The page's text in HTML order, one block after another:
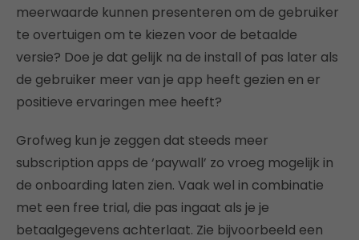
meerwaarde kunnen presenteren om de gebruiker
te overtuigen om te kiezen voor de betaalde
versie? Doe je dat gelijk na de install of pas later als
de gebruiker meer van je app heeft gezien en er
positieve ervaringen mee heeft?
Grofweg kun je zeggen dat steeds meer
subscription apps de ‘paywall’ zo vroeg mogelijk in
de onboarding laten zien. Vaak wel in combinatie
met een free trial, die pas ingaat als je je
betaalgegevens achterlaat. Zie bijvoorbeeld een